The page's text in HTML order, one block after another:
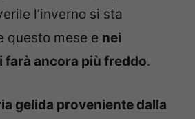
l’inverno si sta
questo mese e nei
ancora più freddo.
gelida proveniente dalla